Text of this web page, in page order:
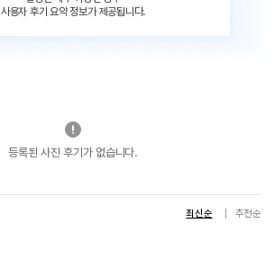
사용자 후기 요약 정보가 제공됩니다.
등록된 사진 후기가 없습니다.
최신순 추천순